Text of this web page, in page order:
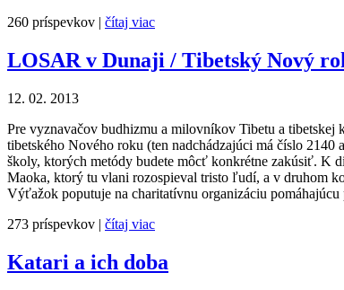
260 príspevkov | čítaj viac
LOSAR v Dunaji / Tibetský Nový
12. 02. 2013
Pre vyznavačov budhizmu a milovníkov Tibetu a
tibetského Nového roku (ten nadchádzajúci má číslo 2140
školy, ktorých metódy budete môcť konkrétne zakúsiť. K
Maoka, ktorý tu vlani rozospieval tristo ľudí, a v druhom
Výťažok poputuje na charitatívnu organizáciu
273 príspevkov | čítaj viac
Katari a ich doba